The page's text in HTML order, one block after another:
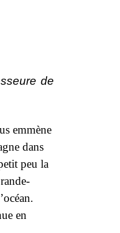
de
emmène
dans
peu la
en